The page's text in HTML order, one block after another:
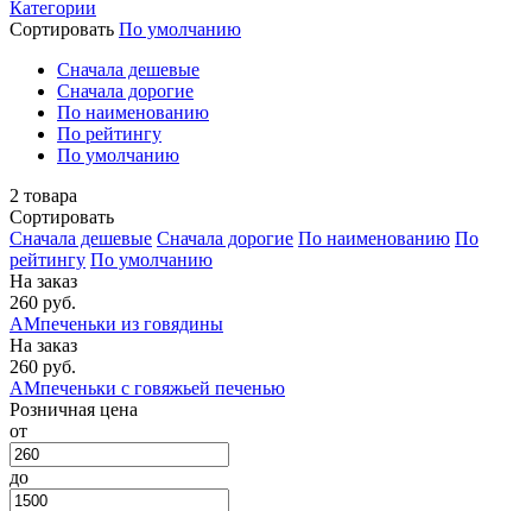
Категории
Сортировать По умолчанию
Cначала дешевые
Cначала дорогие
По наименованию
По рейтингу
По умолчанию
2 товара
Сортировать
Cначала дешевые Cначала дорогие По наименованию По
рейтингу По умолчанию
На заказ
260 руб.
АМпеченьки из говядины
На заказ
260 руб.
АМпеченьки с говяжьей печенью
Розничная цена
от
до